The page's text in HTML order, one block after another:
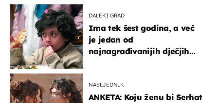
DALEKI GRAD
Ima tek šest godina, a već
je jedan od
najnagrađivanijih dječjih
NASLJEDNIK
ANKETA: Koju ženu bi Serhat